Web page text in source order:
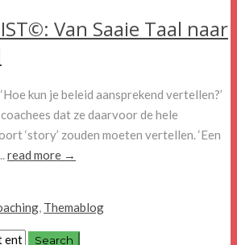
Van Saaie Taal naar
kun je beleid aansprekend vertellen?’
dat ze daarvoor de hele
‘story’ zouden moeten vertellen. ‘Een
read more →
, Themablog